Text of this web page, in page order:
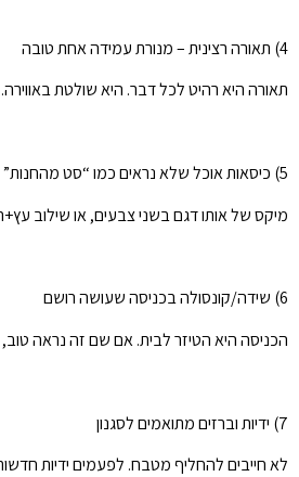
4) תאורה רצינית – מנורת עמידה אחת טובה
תאורה היא רהיט לכל דבר. היא שולטת באווירה.
5) כיסאות אוכל שלא נראים כמו “סט מהחנות”
מיקס של אותו דגם בשני צבעים, או שילוב
6) שידה/קונסולה בכניסה שעושה רושם
הכניסה היא הטיזר לבית. אם שם זה נראה
7) ידיות וברזים מתואמים לסגנון
לא חייבים להחליף מטבח. לפעמים ידיות